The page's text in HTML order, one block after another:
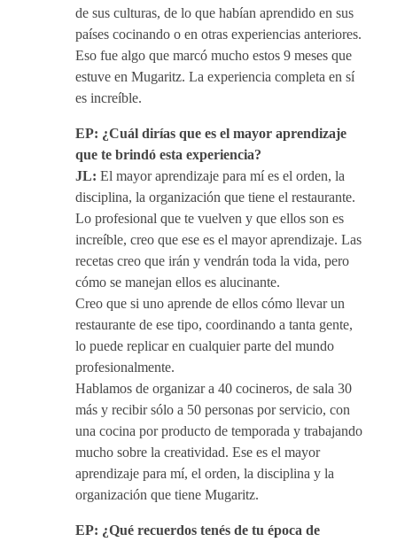
de sus culturas, de lo que habían aprendido en sus
países cocinando o en otras experiencias anteriores.
Eso fue algo que marcó mucho estos 9 meses que
estuve en Mugaritz. La experiencia completa en sí
es increíble.
EP: ¿Cuál dirías que es el mayor aprendizaje
que te brindó esta experiencia?
JL: El mayor aprendizaje para mí es el orden, la
disciplina, la organización que tiene el restaurante.
Lo profesional que te vuelven y que ellos son es
increíble, creo que ese es el mayor aprendizaje. Las
recetas creo que irán y vendrán toda la vida, pero
cómo se manejan ellos es alucinante.
Creo que si uno aprende de ellos cómo llevar un
restaurante de ese tipo, coordinando a tanta gente,
lo puede replicar en cualquier parte del mundo
profesionalmente.
Hablamos de organizar a 40 cocineros, de sala 30
más y recibir sólo a 50 personas por servicio, con
una cocina por producto de temporada y trabajando
mucho sobre la creatividad. Ese es el mayor
aprendizaje para mí, el orden, la disciplina y la
organización que tiene Mugaritz.
EP: ¿Qué recuerdos tenés de tu época de